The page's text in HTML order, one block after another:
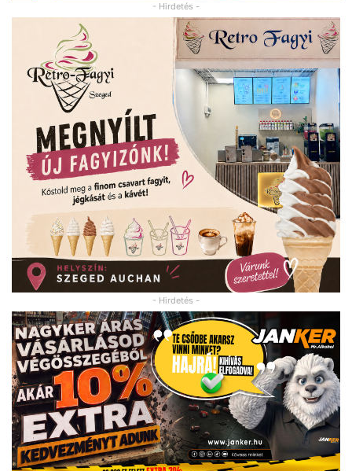
- Hirdetés -
- Hirdetés -